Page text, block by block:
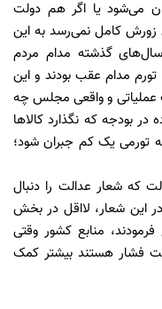
می‌شود یا اگر هم دولت
زورش کامل نمی‌رسد به این
گذشته مدام مردم
مدام عقب بودند و این
عملیاتی و واقعی مجلس چه
بودجه که نگذارد کالا‌ها
تورمی یک کم جبران شود؛
که شعار عدالت را دنبال
این شعار، لااقل در بخش
منابع کشور وقتی
فشار هستند بیشتر کمک